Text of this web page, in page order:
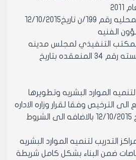
ن تاريخ١٢/١٠/٢٠١٥
الفنيه
التنفيذي لمجلس مدينه
حلب (بالاجماع) في جلسته رقم 34 المنعقده بتاريخ
لتنميه الموارد البشريه وتطويرها
الترخيص وفقا لقرار وزاره الاداره
المحليه رقم 199/ن تاريخ ١٢/١٠/٢٠١٥ بالاضافه الى الشروط
التدريب لتنميه الموارد البشريه
ضمن البناء بشكل كامل شريطة